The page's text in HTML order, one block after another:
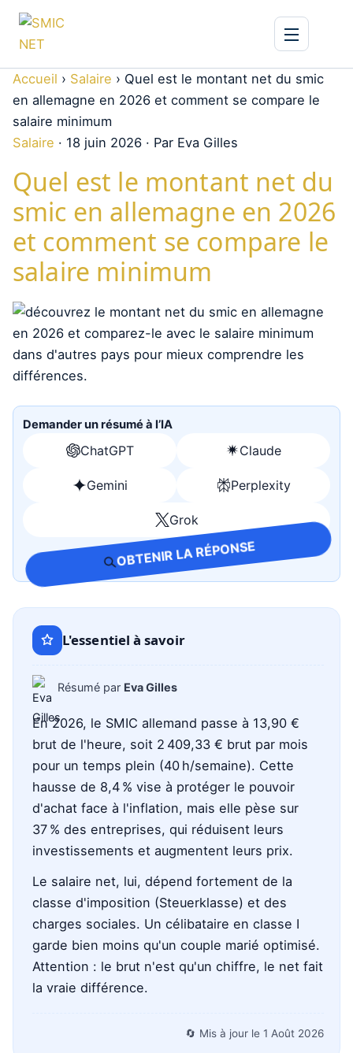
Accueil › Salaire › Quel est le montant net du smic
en allemagne en 2026 et comment se compare le
salaire minimum
Salaire · 18 juin 2026 · Par Eva Gilles
Quel est le montant net du
smic en allemagne en 2026
et comment se compare le
salaire minimum
Demander un résumé à l’IA
ChatGPT
Ouvrir
avec
Claude
Ouvrir
avec
Claude
Gemini
Ouvrir
Perplexity
Ouvrir
Perplexity
Grok
Ouvrir
avec
Grok
OBTENIR LA RÉPONSE
L'essentiel à savoir
Résumé par Eva Gilles
En 2026, le SMIC allemand passe à 13,90 €
brut de l'heure, soit 2 409,33 € brut par mois
pour un temps plein (40 h/semaine). Cette
hausse de 8,4 % vise à protéger le pouvoir
d'achat face à l'inflation, mais elle pèse sur
37 % des entreprises, qui réduisent leurs
investissements et augmentent leurs prix.
Le salaire net, lui, dépend fortement de la
classe d'imposition (Steuerklasse) et des
charges sociales. Un célibataire en classe I
garde bien moins qu'un couple marié optimisé.
Attention : le brut n'est qu'un chiffre, le net fait
la vraie différence.
🔄 Mis à jour le 1 Août 2026